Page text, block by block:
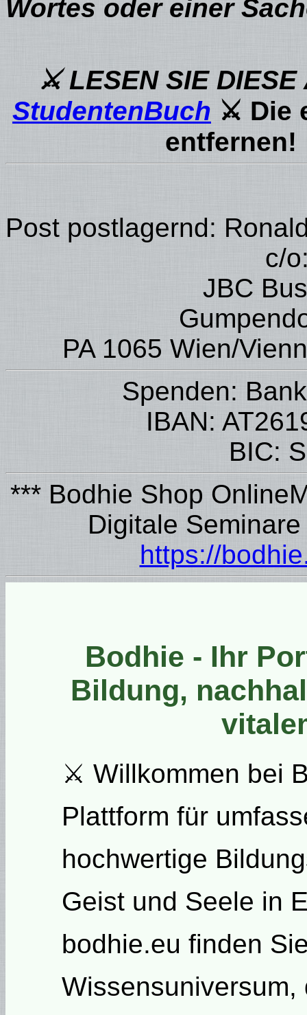
Wortes oder einer
⚔ LESEN SIE
StudentenBuch ⚔ Die
Post postlagernd:
c/
JBC
PA 1065 Wien/
Spenden:
IBAN:
BIC:
*** Bodhie Shop
Digitale
https://
Bodhie - Ihr
Bildung,
⚔ Willkommen bei
Plattform für
hochwertige
Geist und Seele in
bodhie.eu finden